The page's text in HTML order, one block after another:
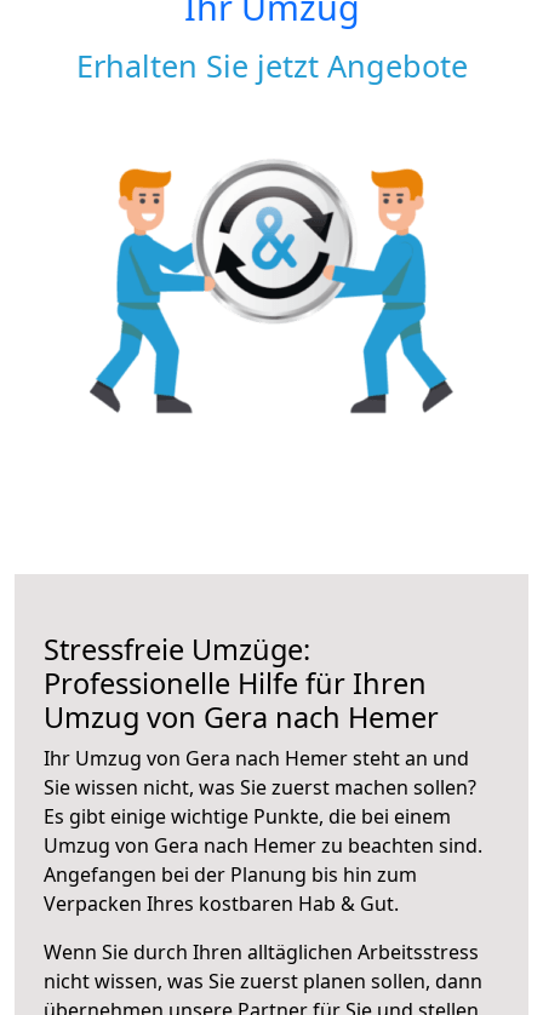
Erhalten Sie jetzt Angebote
Stressfreie Umzüge:
Professionelle Hilfe für Ihren
Umzug von Gera nach Hemer
Ihr Umzug von Gera nach Hemer steht an und
Sie wissen nicht, was Sie zuerst machen sollen?
Es gibt einige wichtige Punkte, die bei einem
Umzug von Gera nach Hemer zu beachten sind.
Angefangen bei der Planung bis hin zum
Verpacken Ihres kostbaren Hab & Gut.
Wenn Sie durch Ihren alltäglichen Arbeitsstress
nicht wissen, was Sie zuerst planen sollen, dann